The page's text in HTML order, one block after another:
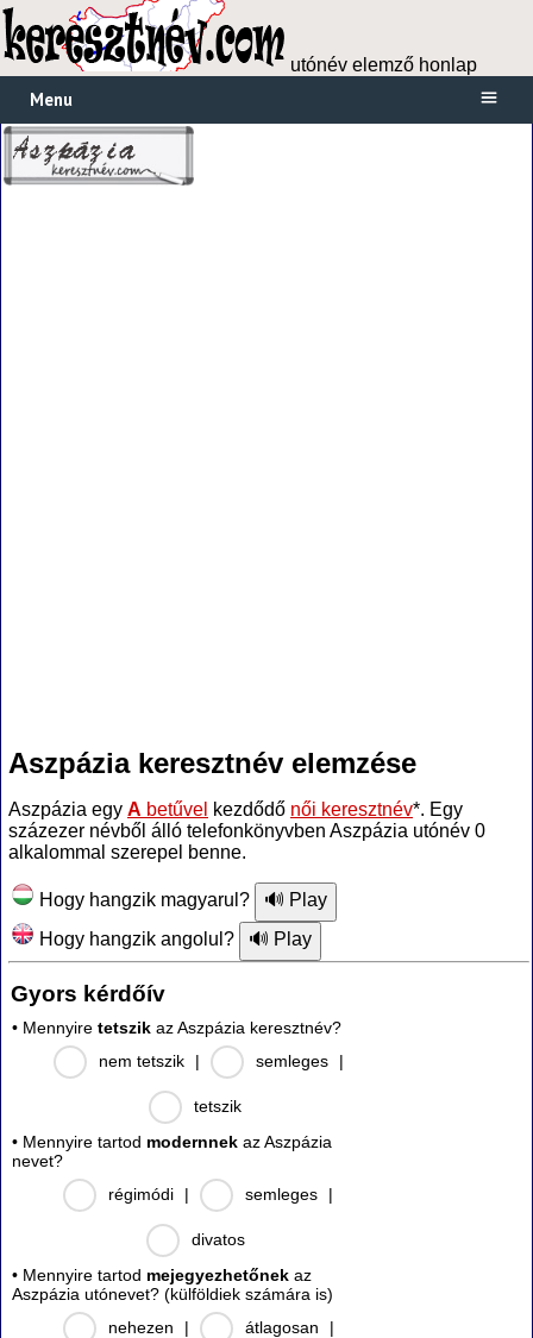
utónév elemző honlap
Menu
Aszpázia keresztnév elemzése
Aszpázia egy A betűvel kezdődő női keresztnév*. Egy
százezer névből álló telefonkönyvben Aszpázia utónév 0
alkalommal szerepel benne.
Hogy hangzik magyarul?
Hogy hangzik angolul?
Gyors kérdőív
• Mennyire tetszik az Aszpázia keresztnév?
nem tetszik
| semleges |
tetszik
• Mennyire tartod modernnek az Aszpázia
nevet?
régimódi
| semleges |
divatos
• Mennyire tartod mejegyezhetőnek az
Aszpázia utónevet? (külföldiek számára is)
nehezen
| átlagosan |